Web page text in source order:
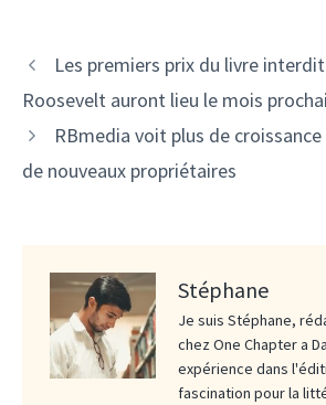
Les premiers prix du livre
Roosevelt auront lieu le mois
RBmedia voit plus de
de nouveaux propriétaires
Stéphane
Je suis Stéphane,
chez One Chapter a
expérience dans
fascination pour la